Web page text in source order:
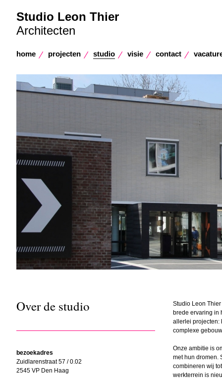
Studio Leon Thier
Architecten
home projecten studio visie contact
Over de studio
bezoekadres
Zuidlarenstraat 57 / 0.02
2545 VP Den Haag
Studio Leon
brede ervaring in
allerlei projecten:
complexe
Onze ambitie is
met hun dromen.
combineren wij
werkterrein is